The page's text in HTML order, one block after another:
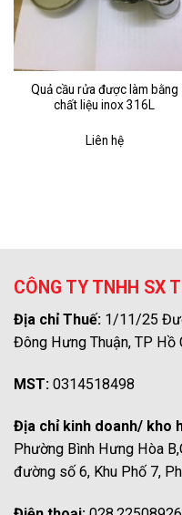
Quả cầu rửa được làm bằng
chất liệu inox 316L
Liên hệ
CÔNG TY TNHH SX
Địa chỉ Thuế: 1/11/25
Đông Hưng Thuận, TP Hồ
MST: 0314518498
Địa chỉ kinh doanh/ kho
Phường Bình Hưng Hòa
đường số 6, Khu Phố 7,